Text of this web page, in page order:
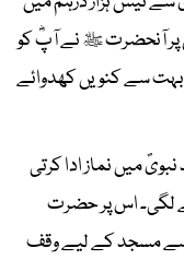
پر آنحضرت ﷺ نے آپؓ کو
سے کنویں کھدوائے
میں نماز ادا کرتی
لگی۔ اس پر حضرت
مسجد کے لیے وقف